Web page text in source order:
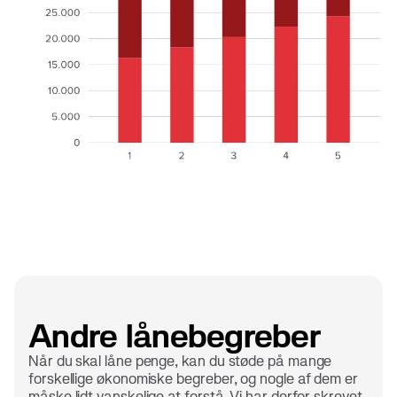
Andre lånebegreber
Når du skal låne penge, kan du støde på mange
forskellige økonomiske begreber, og nogle af dem er